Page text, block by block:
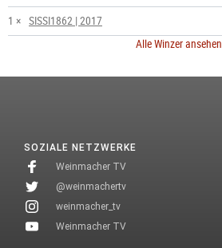
1 × SISSI1862 | 2017
Alle Winzer ansehen
SOZIALE NETZWERKE
Weinmacher TV
@weinmachertv
weinmacher_tv
Weinmacher TV